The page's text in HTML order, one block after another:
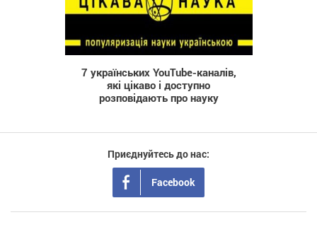
1 523
7 українських YouTube-каналів,
які цікаво і доступно
розповідають про науку
Приєднуйтесь до нас:
Facebook